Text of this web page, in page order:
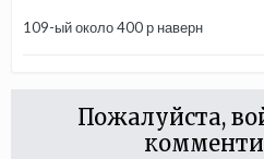
109-ый около 400 р наверн
Пожалуйста,